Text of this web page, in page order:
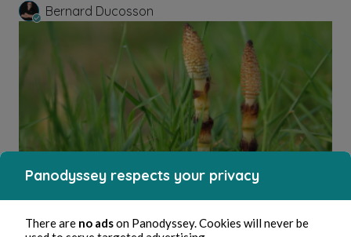
Bernard Ducosson
2 ago 2026minuti di lettura
Ejaculateur
Panodyssey respects your privacy
There are no adson Panodyssey. Cookies will never be